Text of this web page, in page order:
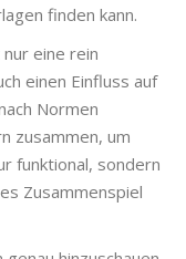
finden kann.
eine rein
einen Einfluss auf
Normen
zusammen, um
funktional, sondern
Zusammenspiel